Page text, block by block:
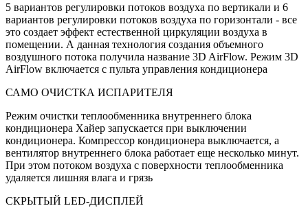
5 вариантов регулировки потоков воздуха по вертикали и 6
вариантов регулировки потоков воздуха по горизонтали - все
это создает эффект естественной циркуляции воздуха в
помещении. А данная технология создания объемного
воздушного потока получила название 3D AirFlow. Режим 3D
AirFlow включается с пульта управления кондиционера
САМО ОЧИСТКА ИСПАРИТЕЛЯ
Режим очистки теплообменника внутреннего блока
кондиционера Хайер запускается при выключении
кондиционера. Компрессор кондиционера выключается, а
вентилятор внутреннего блока работает еще несколько минут.
При этом потоком воздуха с поверхности теплообменника
удаляется лишняя влага и грязь
СКРЫТЫЙ LED-ДИСПЛЕЙ